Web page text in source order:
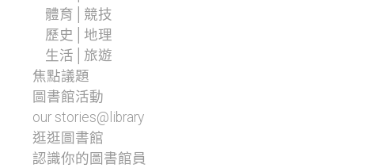
體育│競技
歷史│地理
生活│旅遊
焦點議題
圖書館活動
our stories@library
逛逛圖書館
認識你的圖書館員